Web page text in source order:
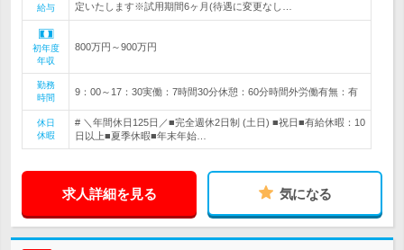
給与
定いたします※試用期間6ヶ月(待遇に変更なし…
初年度
年収
800万円～900万円
勤務
時間
9：00～17：30実働：7時間30分休憩：60分時間外労働有無：有
休日
休暇
# ＼年間休日125日／■完全週休2日制 (土日) ■祝日■有給休暇：10
日以上■夏季休暇■年末年始…
求人詳細を見る 気になる